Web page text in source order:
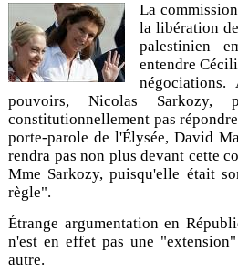
La
la libération
palestinien
entendre
pouvoirs, Nicolas
constitutionnellement pas
porte-parole de l'Élysée, David
rendra pas non plus devant cette
Mme Sarkozy, puisqu'elle était
règle".
Étrange argumentation en
n'est en effet pas une
autre.